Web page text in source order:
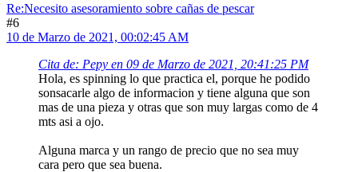
Re:Necesito asesoramiento sobre cañas de pescar
#6
10 de Marzo de 2021, 00:02:45 AM
Cita de: Pepy en 09 de Marzo de 2021, 20:41:25 PM
Hola, es spinning lo que practica el, porque he podido
sonsacarle algo de informacion y tiene alguna que son
mas de una pieza y otras que son muy largas como de 4
mts asi a ojo.
Alguna marca y un rango de precio que no sea muy
cara pero que sea buena.